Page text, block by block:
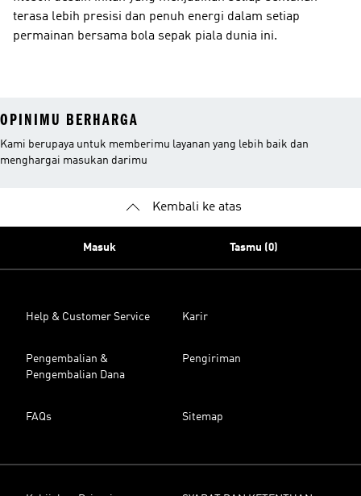
terasa lebih presisi dan penuh energi dalam setiap
permainan bersama bola sepak piala dunia ini.
OPINIMU BERHARGA
Kami berupaya untuk memberimu layanan yang lebih baik dan
menghargai masukan darimu
Kembali ke atas
Masuk Tasmu (0)
Help & Customer Service Karir
Pengembalian &
Pengembalian Dana
Pengiriman
FAQs Sitemap